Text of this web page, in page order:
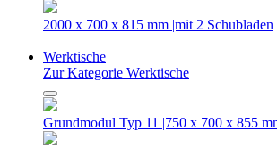
2000 x 700 x 815 mm |mit 2 Schubladen
Werktische
Zur Kategorie Werktische
Grundmodul Typ 11 |750 x 700 x 855